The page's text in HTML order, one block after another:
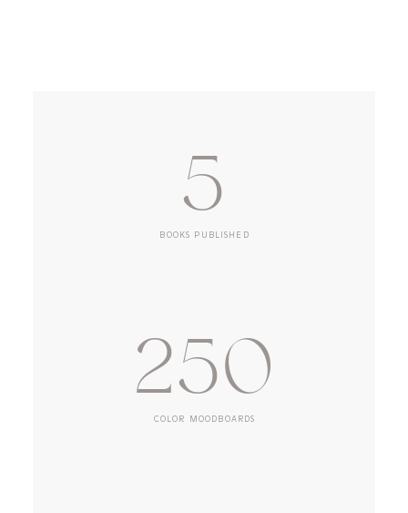
250
5
COLOR MOODBOARDS
BOOKS PUBLISHED